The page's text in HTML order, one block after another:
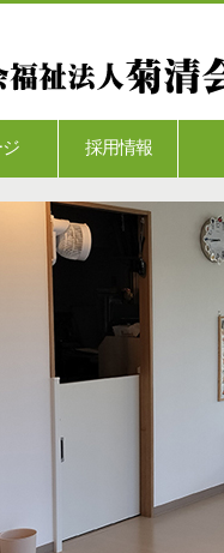
ジ 採用情報